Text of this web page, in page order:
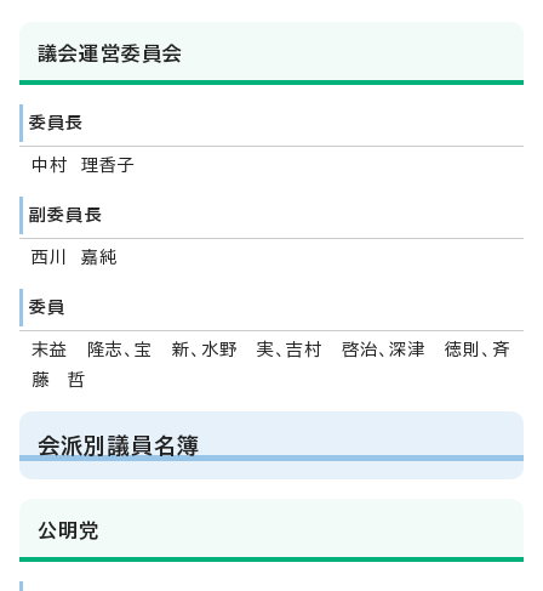
議会運営委員会
委員長
中村 理香子
副委員長
西川 嘉純
委員
末益 隆志、宝 新、水野 実、吉村 啓治、深津 徳則、斉
藤 哲
会派別議員名簿
公明党